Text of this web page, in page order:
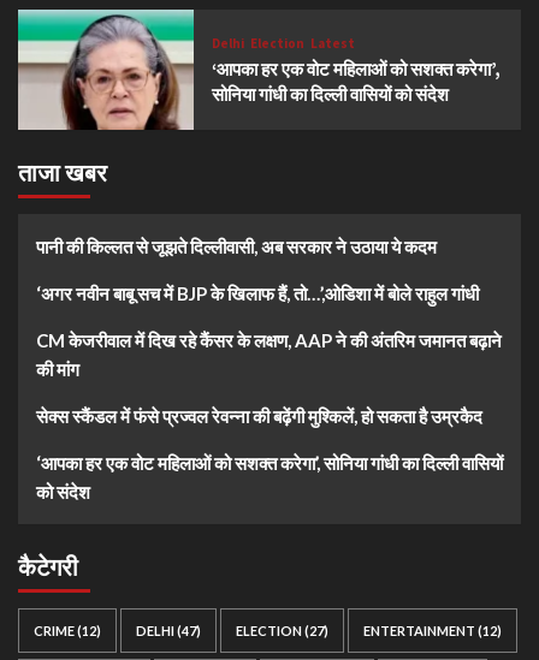
Delhi Election Latest
‘आपका हर एक वोट महिलाओं को सशक्त करेगा’,
सोनिया गांधी का दिल्ली वासियों को संदेश
ताजा खबर
पानी की किल्लत से जूझते दिल्लीवासी, अब सरकार ने उठाया ये कदम
‘अगर नवीन बाबू सच में BJP के खिलाफ हैं, तो…’,ओडिशा में बोले राहुल गांधी
CM केजरीवाल में दिख रहे कैंसर के लक्षण, AAP ने की अंतरिम जमानत बढ़ाने
की मांग
सेक्स स्कैंडल में फंसे प्रज्वल रेवन्ना की बढ़ेंगी मुश्किलें, हो सकता है उम्रकैद
‘आपका हर एक वोट महिलाओं को सशक्त करेगा’, सोनिया गांधी का दिल्ली वासियों
को संदेश
कैटेगरी
CRIME(12) DELHI(47) ELECTION(27) ENTERTAINMENT (12)